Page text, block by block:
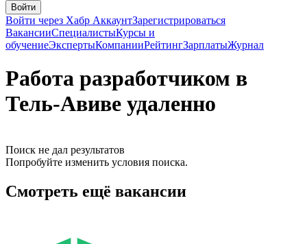
Войти
Войти через Хабр АккаунтЗарегистрироваться
ВакансииСпециалистыКурсы и
обучениеЭкспертыКомпанииРейтингЗарплатыЖурнал
Работа разработчиком в
Тель-Авиве удаленно
Поиск не дал результатов
Попробуйте изменить условия поиска.
Смотреть ещё вакансии